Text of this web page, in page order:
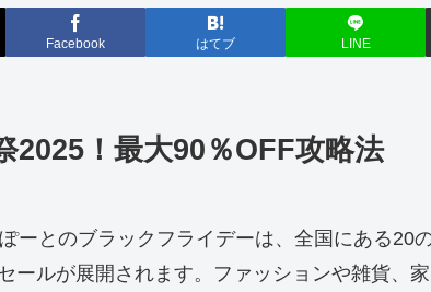
Facebook はてブ LINE
2025！最大90％OFF攻略法
ーとのブラックフライデーは、全国にある20
ールが展開されます。ファッションや雑貨、